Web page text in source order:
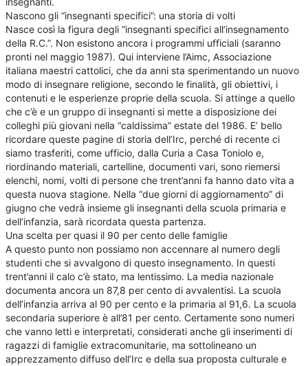
Nascono gli “insegnanti specifici”: una storia di volti
Nasce così la figura degli “insegnanti specifici all’insegnamento
della R.C.”. Non esistono ancora i programmi ufficiali (saranno
pronti nel maggio 1987). Qui interviene l’Aimc, Associazione
italiana maestri cattolici, che da anni sta sperimentando un nuovo
modo di insegnare religione, secondo le finalità, gli obiettivi, i
contenuti e le esperienze proprie della scuola. Si attinge a quello
che c’è e un gruppo di insegnanti si mette a disposizione dei
colleghi più giovani nella “caldissima” estate del 1986. E’ bello
ricordare queste pagine di storia dell’Irc, perché di recente ci
siamo trasferiti, come ufficio, dalla Curia a Casa Toniolo e,
riordinando materiali, cartelline, documenti vari, sono riemersi
elenchi, nomi, volti di persone che trent’anni fa hanno dato vita a
questa nuova stagione. Nella “due giorni di aggiornamento” di
giugno che vedrà insieme gli insegnanti della scuola primaria e
dell’infanzia, sarà ricordata questa partenza.
Una scelta per quasi il 90 per cento delle famiglie
A questo punto non possiamo non accennare al numero degli
studenti che si avvalgono di questo insegnamento. In questi
trent’anni il calo c’è stato, ma lentissimo. La media nazionale
documenta ancora un 87,8 per cento di avvalentisi. La scuola
dell’infanzia arriva al 90 per cento e la primaria al 91,6. La scuola
secondaria superiore è all’81 per cento. Certamente sono numeri
che vanno letti e interpretati, considerati anche gli inserimenti di
ragazzi di famiglie extracomunitarie, ma sottolineano un
apprezzamento diffuso dell’Irc e della sua proposta culturale e